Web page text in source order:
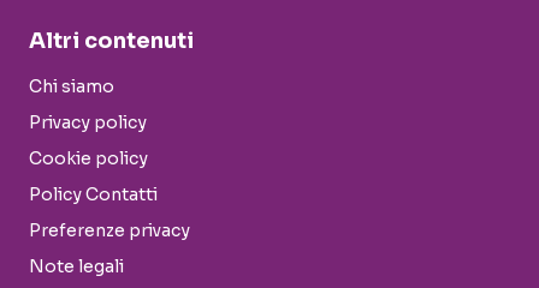
Altri contenuti
Chi siamo
Privacy policy
Cookie policy
Policy Contatti
Preferenze privacy
Note legali